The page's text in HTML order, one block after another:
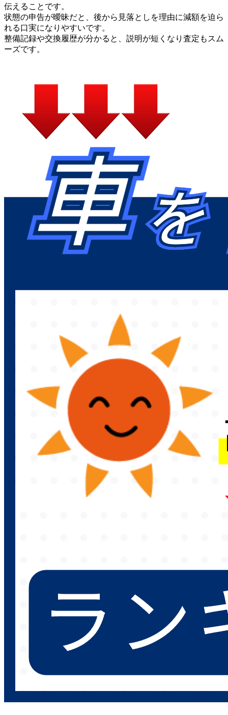
伝えることです。
状態の申告が曖昧だと、後から見落としを理由に減額を迫ら
れる口実になりやすいです。
整備記録や交換履歴が分かると、説明が短くなり査定もスム
ーズです。